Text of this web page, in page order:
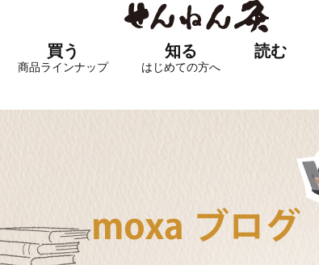
買う
商品ラインナップ
知る
はじめての方へ
読む